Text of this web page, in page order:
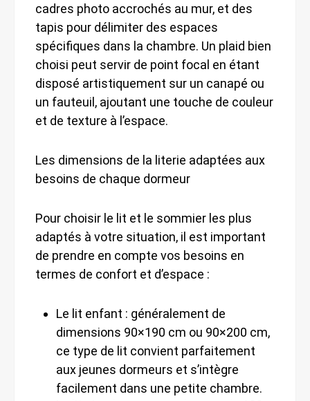
cadres photo accrochés au mur, et des
tapis pour délimiter des espaces
spécifiques dans la chambre. Un plaid bien
choisi peut servir de point focal en étant
disposé artistiquement sur un canapé ou
un fauteuil, ajoutant une touche de couleur
et de texture à l’espace.
Les dimensions de la literie adaptées aux
besoins de chaque dormeur
Pour choisir le lit et le sommier les plus
adaptés à votre situation, il est important
de prendre en compte vos besoins en
termes de confort et d’espace :
Le lit enfant : généralement de
dimensions 90×190 cm ou 90×200 cm,
ce type de lit convient parfaitement
aux jeunes dormeurs et s’intègre
facilement dans une petite chambre.